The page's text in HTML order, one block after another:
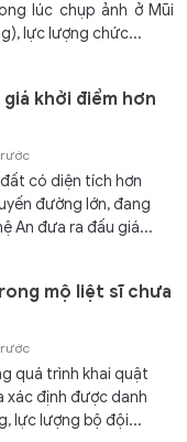
lúc chụp ảnh ở Mũi
lực lượng chức...
khởi điểm hơn
có diện tích hơn
đường lớn, đang
An đưa ra đấu giá...
mộ liệt sĩ chưa
quá trình khai quật
xác định được danh
lực lượng bộ đội...